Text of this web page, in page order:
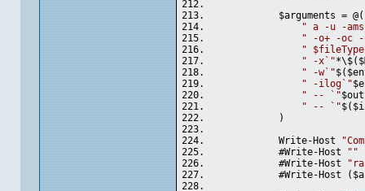
$arguments = @(
" a -u -
" -o+ -oc
"
" -x`"
" -w`"
" -ilog`"
" -- `"
" -- `"
)
Write-Host
#Write-Host
""
#Write-Host
#Write-Host